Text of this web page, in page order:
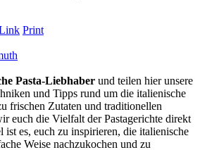
Print
Pasta-Liebhaber und teilen hier unsere
und Tipps rund um die italienische
frischen Zutaten und traditionellen
euch die Vielfalt der Pastagerichte direkt
ist es, euch zu inspirieren, die italienische
Weise nachzukochen und zu